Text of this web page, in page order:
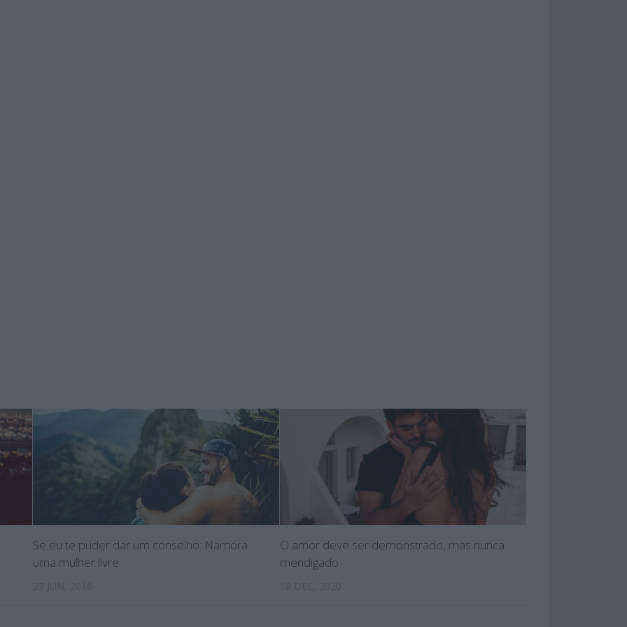
Se eu te puder dar um conselho: Namora
uma mulher livre
O amor deve ser demonstrado, mas nunca
mendigado